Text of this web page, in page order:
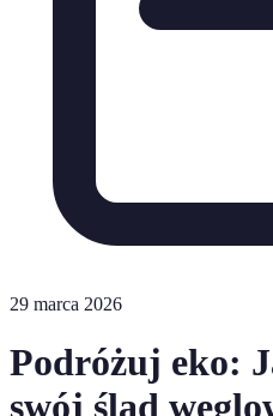
29 marca 2026
Podróżuj eko:
swój ślad